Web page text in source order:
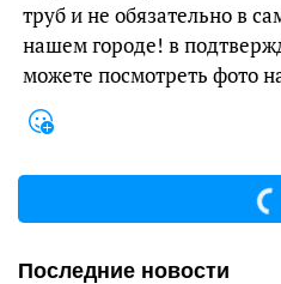
труб и не обязательно в
нашем городе! в
можете посмотреть фото
Последние новости